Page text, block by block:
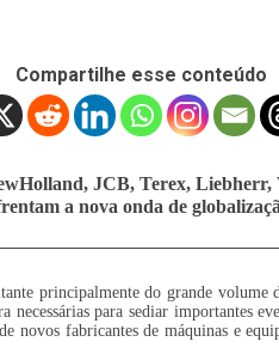
Compartilhe esse conteúdo
JCB, Terex,
a nova onda de
principalmente do grande volume
necessárias para sediar importantes
novos fabricantes de máquinas e